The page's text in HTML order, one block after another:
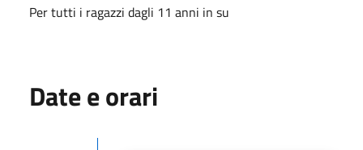
Per tutti i ragazzi dagli 11 anni in su
Date e orari